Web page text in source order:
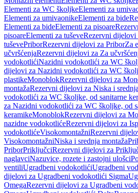
Elementi za WC školjkeElementi za
Elementi za umivaonikeElementi za bide
Elementi za bideElementi za pisoare
pisoareElementi za tuševeRezervni dijelovi
tuševePriborRezervni dijelovi za PriborZa
učvršćenjaRezervni dijelovi za Za
vodokotlićiNazidni vodokotlići za WC
dijelovi za Nazidni vodokotlići za WC
plastikeMonoblokRezervni dijelovi za
montažaRezervni dijelovi za Niska i
vodokotlići za WC školjke, od sanitarne
za Nazidni vodokotlići za WC školjke, od
keramikeMonoblokRezervni dijelovi za
nazidne vodokotlićeRezervni dijelovi za
vodokotlićeVisokomontažniRezervni
VisokomontažniNiska i srednja montaža
PriborPriključciRezervni dijelovi za
naglavciNazuvice, rozete i zastojni ulošci
ventiliUgradbeni vodokotlićiUgradbeni
dijelovi za Ugradbeni vodokotlići Sigma
OmegaRezervni dijelovi za Ugradbeni